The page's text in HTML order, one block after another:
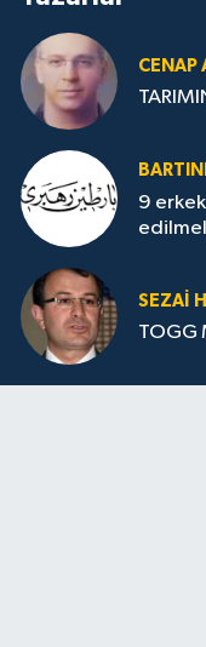
CENAP
9 erkek
SEZAI
TOGG